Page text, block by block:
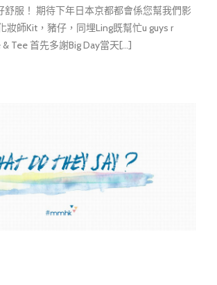
舒服！ 期待下年日本京都都會係您幫我們影
妝師Kit，豬仔，同埋Ling既幫忙u guys r
Tee 首先多謝Big Day當天[...]